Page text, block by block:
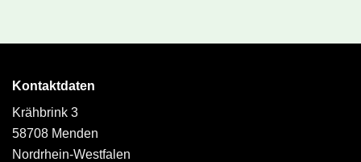
Kontaktdaten
Krähbrink 3
58708 Menden
Nordrhein-Westfalen